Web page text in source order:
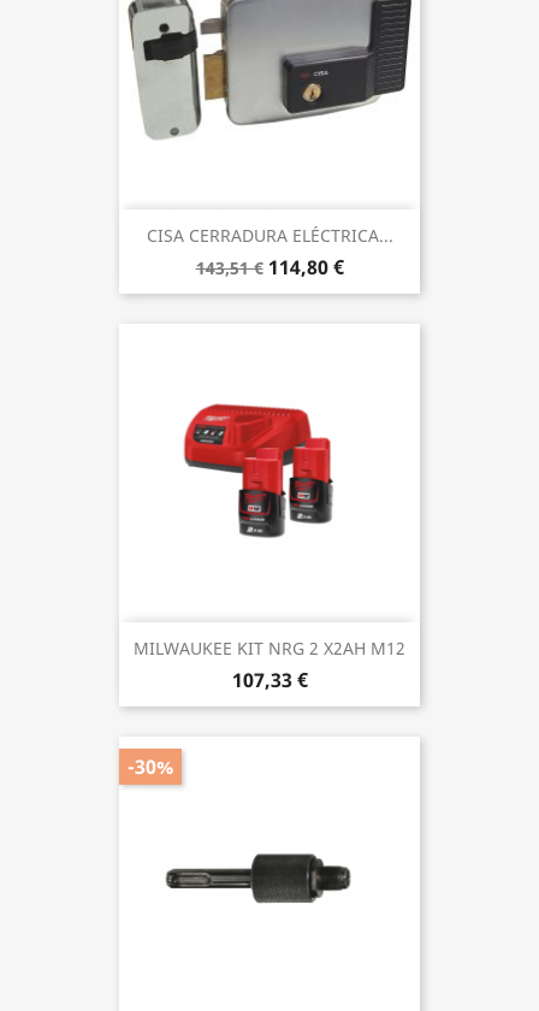
CISA CERRADURA ELÉCTRICA...
143,51 € 114,80 €
MILWAUKEE KIT NRG 2 X2AH M12
107,33 €
-30%